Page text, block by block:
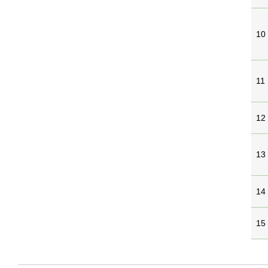
10
11
12
13
14
15